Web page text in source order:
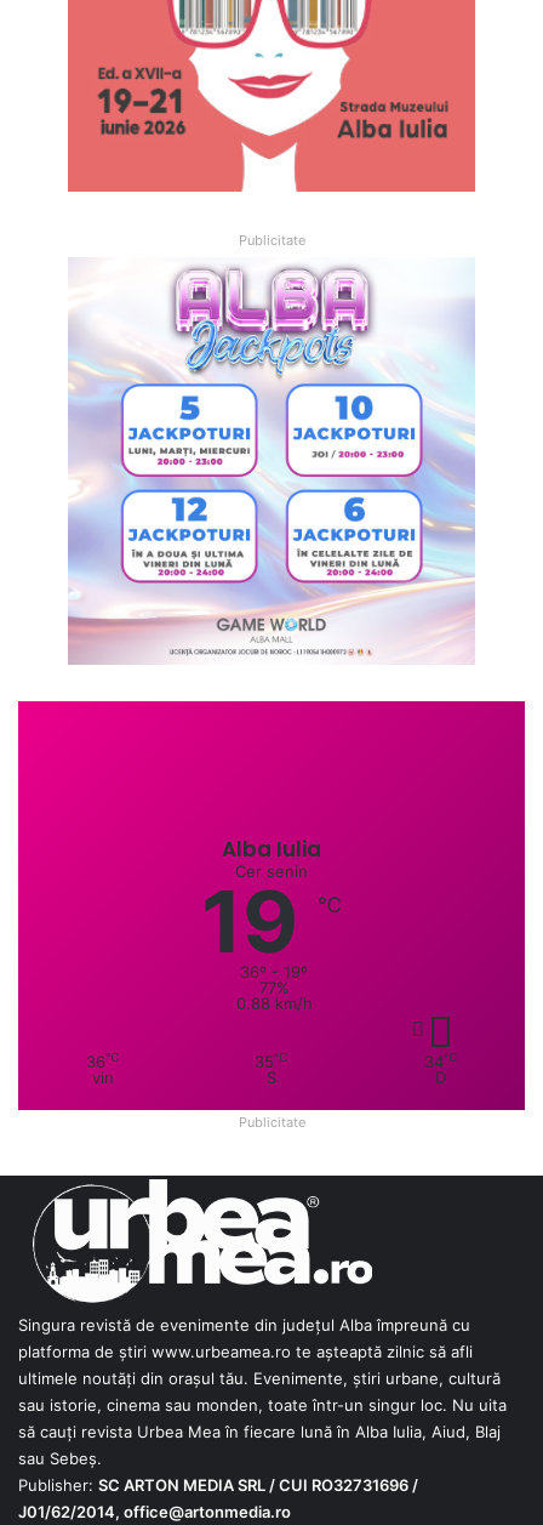
Publicitate
Alba Iulia
Cer senin
19 ℃
36º - 19º
77%
0.88 km/h
36℃
vin
35℃
S
34℃
D
Publicitate
Singura revistă de evenimente din județul Alba împreună cu
platforma de știri www.urbeamea.ro te așteaptă zilnic să afli
ultimele noutăți din orașul tău. Evenimente, știri urbane, cultură
sau istorie, cinema sau monden, toate într-un singur loc. Nu uita
să cauți revista Urbea Mea în fiecare lună în Alba Iulia, Aiud, Blaj
sau Sebeș.
Publisher: SC ARTON MEDIA SRL / CUI RO32731696 /
J01/62/2014, office@artonmedia.ro